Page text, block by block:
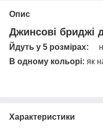
Опис
Джинсові бриджі
Йдуть у 5 розмірах:
В одному кольорі: як
Характеристики